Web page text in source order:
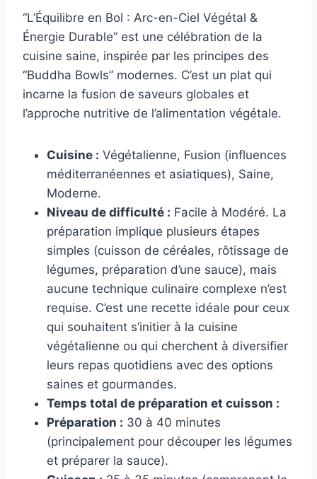
“L’Équilibre en Bol : Arc-en-Ciel Végétal &
Énergie Durable” est une célébration de la
cuisine saine, inspirée par les principes des
“Buddha Bowls” modernes. C’est un plat qui
incarne la fusion de saveurs globales et
l’approche nutritive de l’alimentation végétale.
Cuisine : Végétalienne, Fusion (influences
méditerranéennes et asiatiques), Saine,
Moderne.
Niveau de difficulté : Facile à Modéré. La
préparation implique plusieurs étapes
simples (cuisson de céréales, rôtissage de
légumes, préparation d’une sauce), mais
aucune technique culinaire complexe n’est
requise. C’est une recette idéale pour ceux
qui souhaitent s’initier à la cuisine
végétalienne ou qui cherchent à diversifier
leurs repas quotidiens avec des options
saines et gourmandes.
Temps total de préparation et cuisson :
Préparation : 30 à 40 minutes
(principalement pour découper les légumes
et préparer la sauce).